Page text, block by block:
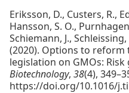
Eriksson, D., Custers, R.,
Hansson, S. O.,
Schiemann, J., Schleissing,
(2020). Options to reform
legislation on GMOs: Risk
Biotechnology, 38(4),
https://doi.org/10.1016/